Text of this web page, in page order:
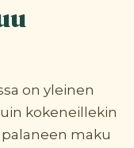
on yleinen
kokeneillekin
maku